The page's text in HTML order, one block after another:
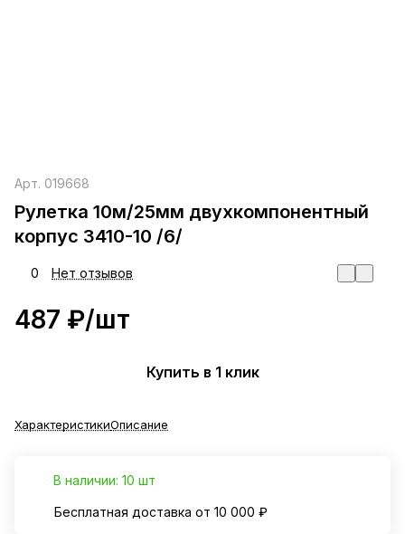
Арт. 019668
Рулетка 10м/25мм двухкомпонентный
корпус 3410-10 /6/
0 Нет отзывов
487 ₽/шт
Купить в 1 клик
ХарактеристикиОписание
В наличии: 10 шт
Бесплатная доставка от 10 000 ₽